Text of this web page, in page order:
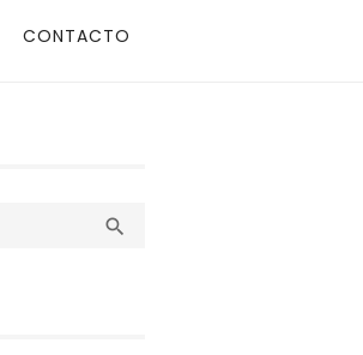
CONTACTO
